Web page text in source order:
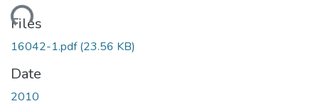
Files
16042-1.pdf(23.56 KB)
Date
2010